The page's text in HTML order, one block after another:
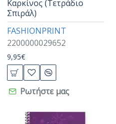
FASHIONPRINT
2200000029652
Καρκίνος (Τετράδιο
Σπιράλ)
9,95€
Ρωτήστε μας